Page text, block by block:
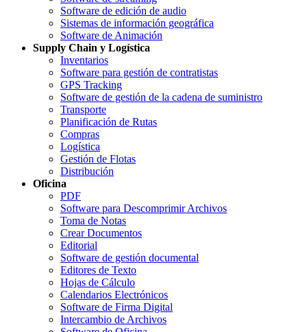
Software de edición de audio
Sistemas de información geográfica
Software de Animación
Supply Chain y Logística
Inventarios
Software para gestión de contratistas
GPS Tracking
Software de gestión de la cadena de suministro
Transporte
Planificación de Rutas
Compras
Logística
Gestión de Flotas
Distribución
Oficina
PDF
Software para Descomprimir Archivos
Toma de Notas
Crear Documentos
Editorial
Software de gestión documental
Editores de Texto
Hojas de Cálculo
Calendarios Electrónicos
Software de Firma Digital
Intercambio de Archivos